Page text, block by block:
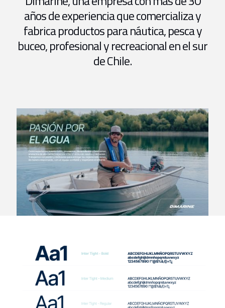
años de experiencia que comercializa y
fabrica productos para náutica, pesca y
buceo, profesional y recreacional en el sur
de Chile.